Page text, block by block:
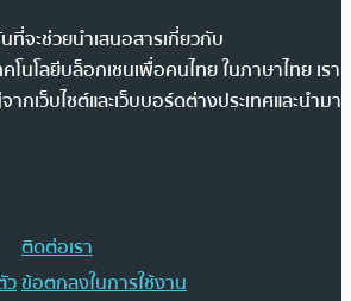
จะช่วยนำเสนอสารเกี่ยวกับ
โนโลยีบล็อกเชนเพื่อคนไทย ในภาษาไทย เรา
เว็บไซต์และเว็บบอร์ดต่างประเทศและนำมา
ติดต่อเรา
วข้อตกลงในการใช้งาน